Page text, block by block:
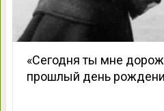
«Сегодня ты мне
прошлый день